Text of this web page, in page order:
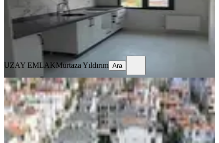
17.500 ₺
UZAY EMLAK Murtaza Yıldırım
UZAY EMLAKMurtaza Yıldırım Ara
SIFIR BİNA
Kerim'den Küçükkuyu Merkez'de
2+1 Bahçe Katı Kiralık Lüx Daire
Ayvacık, Gökçetepe Mahallesi
2+1
80 m²·Bahçe katı 28.07.2026